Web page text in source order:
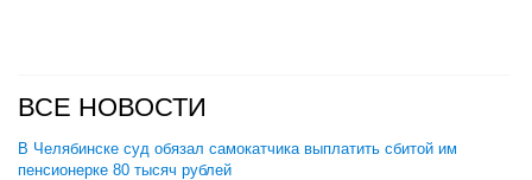
ВСЕ НОВОСТИ
В Челябинске суд обязал самокатчика выплатить сбитой им
пенсионерке 80 тысяч рублей